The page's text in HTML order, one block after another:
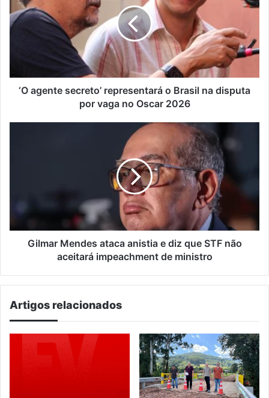
representará
o
por
vaga
‘O agente secreto’ representará o Brasil na disputa
por vaga no Oscar 2026
que
STF
não
aceitará
impeachment
ministro
Gilmar Mendes ataca anistia e diz que STF não
aceitará impeachment de ministro
Artigos relacionados